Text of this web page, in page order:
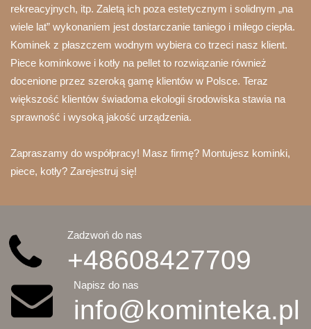
rekreacyjnych, itp. Zaletą ich poza estetycznym i solidnym „na
wiele lat” wykonaniem jest dostarczanie taniego i miłego ciepła.
Kominek z płaszczem wodnym wybiera co trzeci nasz klient.
Piece kominkowe i kotły na pellet to rozwiązanie również
docenione przez szeroką gamę klientów w Polsce. Teraz
większość klientów świadoma ekologii środowiska stawia na
sprawność i wysoką jakość urządzenia.
Zapraszamy do współpracy! Masz firmę? Montujesz kominki,
piece, kotły? Zarejestruj się!
Zadzwoń do nas
+48608427709
Napisz do nas
info@kominteka.pl